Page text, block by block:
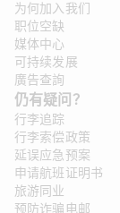
为何加入我们
职位空缺
媒体中心
可持续发展
廣告查詢
仍有疑问？
行李追踪
行李索偿政策
延误应急预案
申请航班证明书
旅游同业
预防诈骗电邮